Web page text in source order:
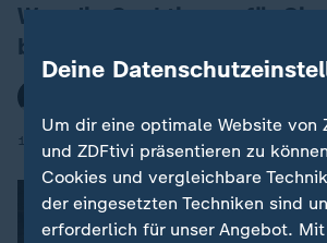
:
Was die Sanktionen für
bedeuten
14.01.2019 | 19:39
Deine
Um dir eine optimale Website von
und ZDFtivi präsentieren zu
Cookies und vergleichbare
der eingesetzten Techniken sind
erforderlich für unser Angebot.